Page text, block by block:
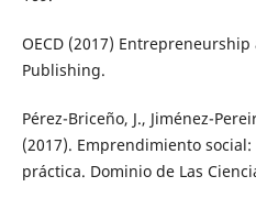
OECD (2017) Entrepreneurship
Publishing.
Pérez-Briceño, J., Jiménez-
(2017). Emprendimiento
práctica. Dominio de Las